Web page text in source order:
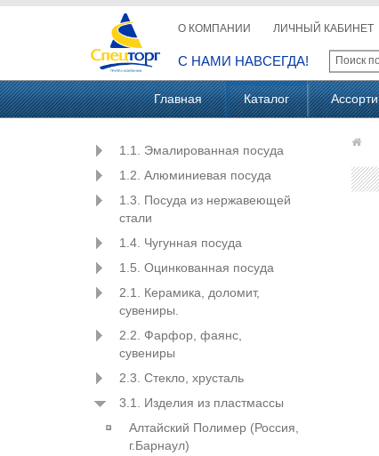
О КОМПАНИИ ЛИЧНЫЙ КАБИНЕТ
С НАМИ НАВСЕГДА!
Главная Каталог
1.1. Эмалированная посуда
1.2. Алюминиевая посуда
1.3. Посуда из нержавеющей
стали
1.4. Чугунная посуда
1.5. Оцинкованная посуда
2.1. Керамика, доломит,
сувениры.
2.2. Фарфор, фаянс,
сувениры
2.3. Стекло, хрусталь
3.1. Изделия из пластмассы
Алтайский Полимер (Россия,
г.Барнаул)